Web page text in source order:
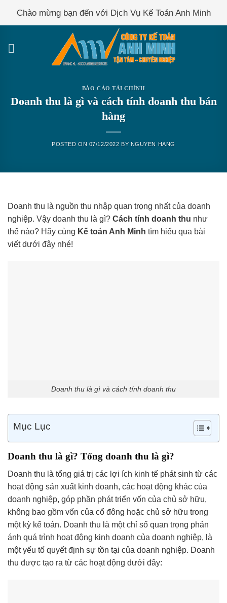
Chào mừng bạn đến với Dịch Vụ Kế Toán Anh Minh
BÁO CÁO TÀI CHÍNH
Doanh thu là gì và cách tính doanh thu bán
hàng
POSTED ON 07/12/2022 BY NGUYEN HANG
Doanh thu là nguồn thu nhập quan trọng nhất của doanh
nghiệp. Vậy doanh thu là gì? Cách tính doanh thu như
thế nào? Hãy cùng Kế toán Anh Minh tìm hiểu qua bài
viết dưới đây nhé!
Doanh thu là gì và cách tính doanh thu
Mục Lục
Doanh thu là gì? Tổng doanh thu là gì?
Doanh thu là tổng giá trị các lợi ích kinh tế phát sinh từ các
hoạt động sản xuất kinh doanh, các hoạt động khác của
doanh nghiệp, góp phần phát triển vốn của chủ sở hữu,
không bao gồm vốn của cổ đông hoặc chủ sở hữu trong
một kỳ kế toán. Doanh thu là một chỉ số quan trọng phản
ánh quá trình hoạt động kinh doanh của doanh nghiệp, là
một yếu tố quyết định sự tồn tại của doanh nghiệp. Doanh
thu được tạo ra từ các hoạt động dưới đây: